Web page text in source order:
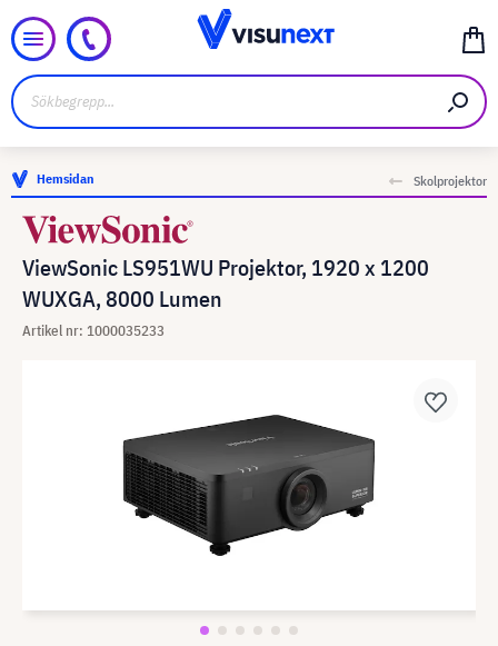
Hemsidan Skolprojektor
ViewSonic LS951WU Projektor, 1920 x 1200
WUXGA, 8000 Lumen
Artikel nr: 1000035233